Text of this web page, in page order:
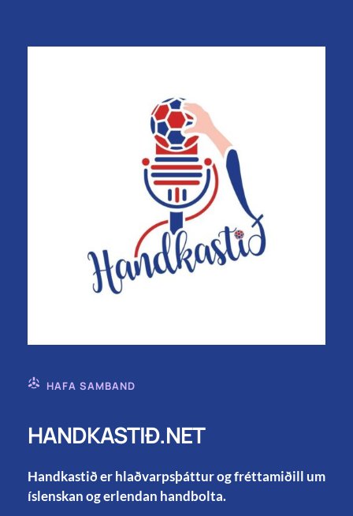
HAFA SAMBAND
HANDKASTIÐ.NET
Handkastið er hlaðvarpsþáttur og fréttamiðill um
íslenskan og erlendan handbolta.